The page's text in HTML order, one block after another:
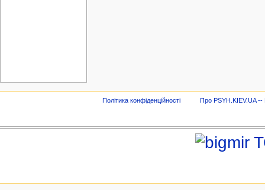
Політика конфіденційності Про PSYH.KIEV.UA --